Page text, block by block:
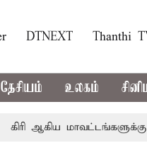
DTNEXT Thanthi
தேசியம் உலகம்
மாவட்டங்களுக்கு கன மழை